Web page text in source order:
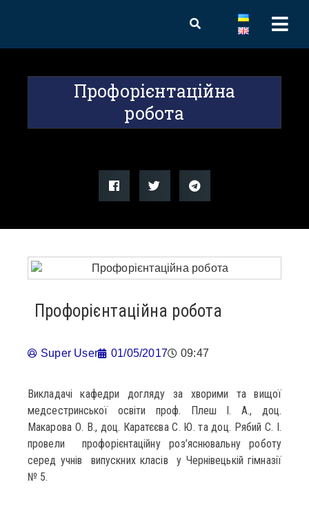
Профорієнтаційна
робота
Профорієнтаційна робота
Super User 01/05/2017 09:47
Викладачі кафедри догляду за хворими та вищої
медсестринської освіти проф. Плеш І. А., доц.
Макарова О. В., доц. Каратєєва С. Ю. та доц. Рябий С. І.
провели профорієнтаційну роз’яснювальну роботу
серед учнів випускних класів у Чернівецькій гімназії
№ 5.